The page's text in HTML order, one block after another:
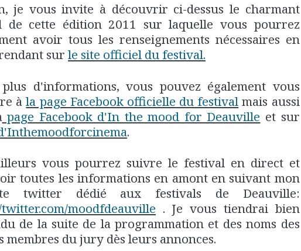
je vous invite à découvrir ci-dessus le charmant
de cette édition 2011 sur laquelle vous pourrez
avoir tous les renseignements nécessaires en
sur le site officiel du festival.
d'informations, vous pouvez également vous
àla page Facebook officielle du festival mais aussi
page Facebook d'In the mood for Deauville et sur
.
vous pourrez suivre le festival en direct et
toutes les informations en amont en suivant mon
twitter dédié aux festivals de Deauville:
moodfdeauville . Je vous tiendrai bien
de la suite de la programmation et des noms des
membres du jury dès leurs annonces.